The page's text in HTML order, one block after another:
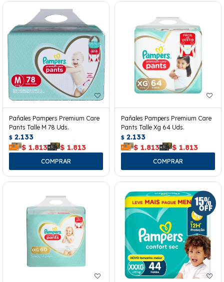
Pañales Pampers Premium Care
Pants Talle M 78 Uds.
$ 2.133
$ 1.813 $ 1.813
Pañales Pampers Premium Care
Pants Talle Xg 64 Uds.
$ 2.133
$ 1.813 $ 1.813